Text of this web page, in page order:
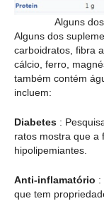
Alguns
Alguns dos
carboidratos, fibra
cálcio, ferro,
também contém
incluem:
Diabetes :
ratos mostra que a
hipolipemiantes.
Anti-inflamatório :
que tem